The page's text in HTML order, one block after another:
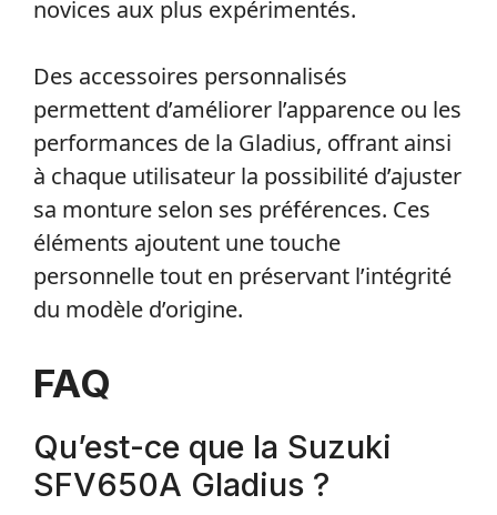
novices aux plus expérimentés.
Des accessoires personnalisés
permettent d’améliorer l’apparence ou les
performances de la Gladius, offrant ainsi
à chaque utilisateur la possibilité d’ajuster
sa monture selon ses préférences. Ces
éléments ajoutent une touche
personnelle tout en préservant l’intégrité
du modèle d’origine.
FAQ
Qu’est-ce que la Suzuki
SFV650A Gladius ?